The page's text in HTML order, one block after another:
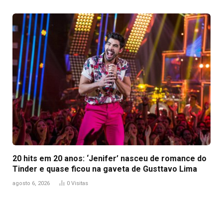
20 hits em 20 anos: ‘Jenifer’ nasceu de romance do
Tinder e quase ficou na gaveta de Gusttavo Lima
agosto 6, 2026 0 Visitas